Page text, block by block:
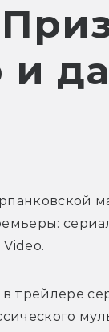
и
трейлере